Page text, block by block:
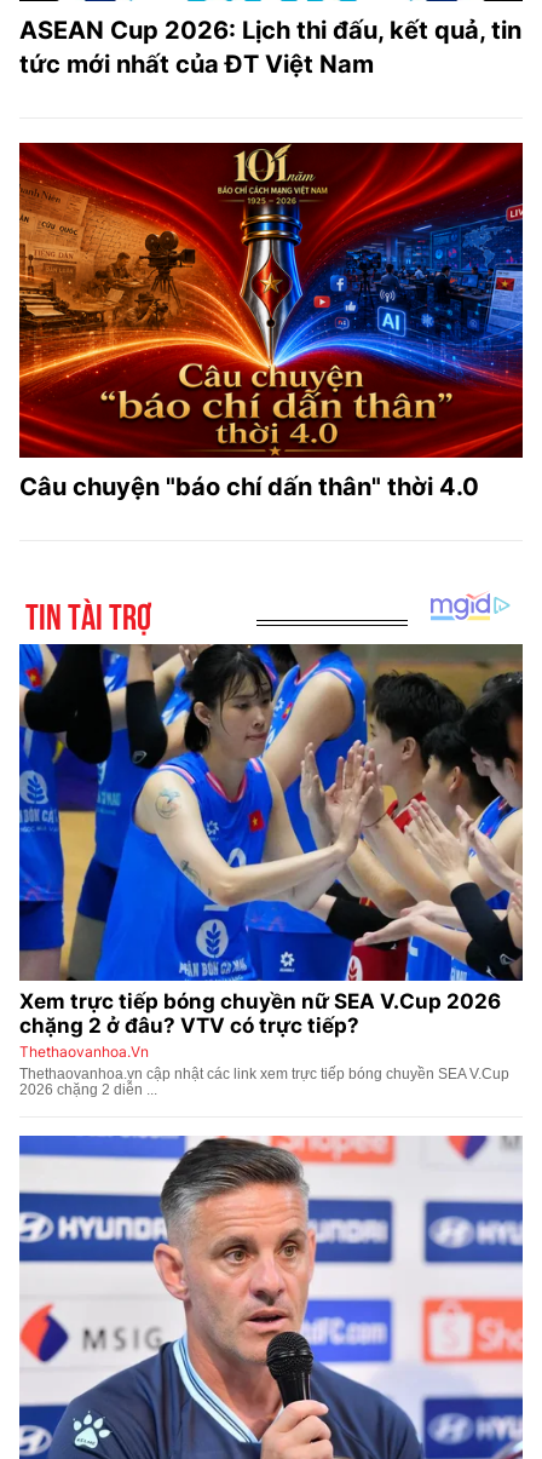
ASEAN Cup 2026: Lịch thi đấu, kết quả, tin
tức mới nhất của ĐT Việt Nam
Câu chuyện "báo chí dấn thân" thời 4.0